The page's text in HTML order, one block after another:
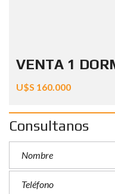
VENTA 1
U$S 160.000
Consultanos